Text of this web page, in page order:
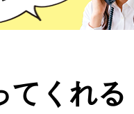
てくれる